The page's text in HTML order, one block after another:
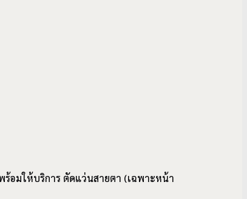
อมให้บริการ ตัดแว่นสายตา (เฉพาะหน้า